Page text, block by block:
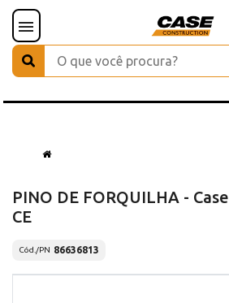
PINO DE FORQUILHA - Case
CE
Cód./PN 86636813